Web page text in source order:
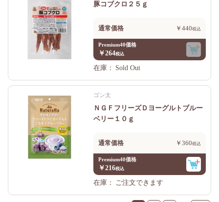
豚コブクロ２５ｇ
通常価格 ￥440
Premium40価格
￥264
在庫：
Sold Out
ゴン太
ＮＧＦフリーズＤヨーグルトブルー
ベリー１０ｇ
通常価格 ￥360
Premium40価格
￥216
在庫：
ご注文できます